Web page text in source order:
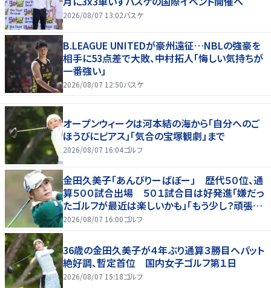
2026/08/07 13:02バスケ
B.LEAGUE UNITEDが豪州遠征…NBLの強豪を
相手に53点差で大敗、中村拓人「悔しい気持ちが
一番強い」
2026/08/07 12:50バスケ
オープンウィークは河本結の海から「自分へのご
ほうびにピアス」「気合の宝塚観劇」まで
2026/08/07 16:04ゴルフ
金田久美子「あんびりーばぼー」 歴代５０位、通
算５００試合出場 ５０１試合目は好発進「嫌だっ
たゴルフが最近は楽しいかも」「もう少し？頑張り
たいな」
2026/08/07 16:00ゴルフ
36歳の金田久美子が４年ぶり通算３勝目へパット
絶好調、暫定首位 国内女子ゴルフ第１日
2026/08/07 15:18ゴルフ